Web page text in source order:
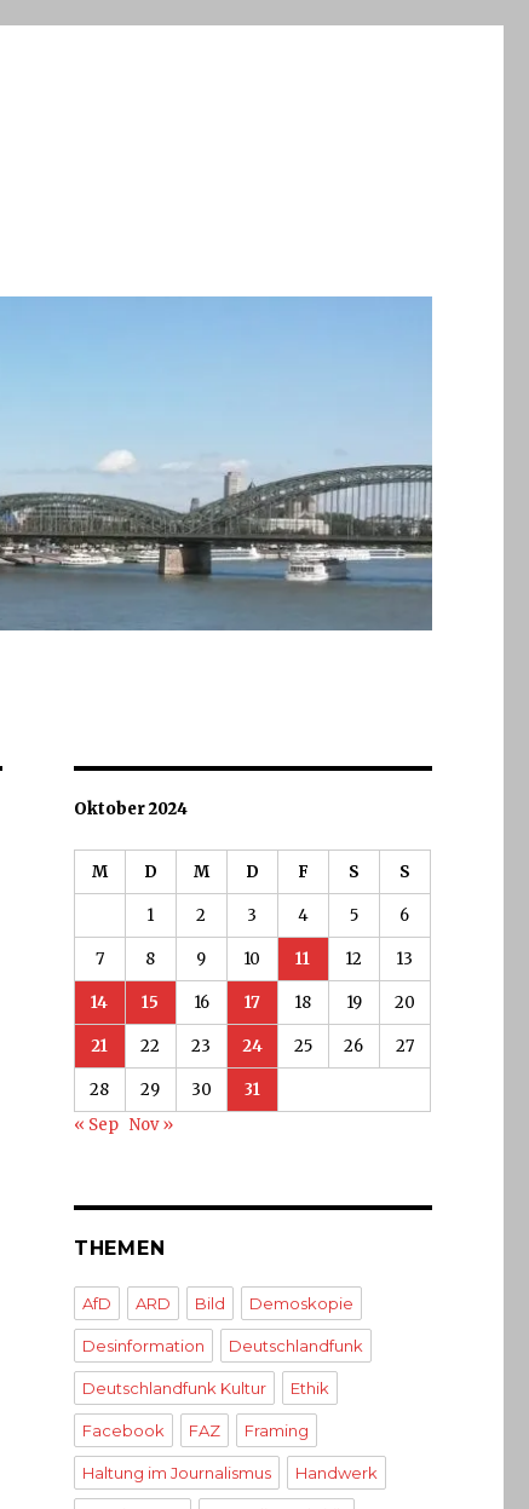
Oktober 2024
M D M D F S S
1 2 3 4 5 6
7 8 9 10 11 12 13
14 15 16 17 18 19 20
21 22 23 24 25 26 27
28 29 30
31
« Sep Nov »
THEMEN
AfD ARD Bild Demoskopie
Desinformation Deutschlandfunk
Deutschlandfunk Kultur Ethik
Facebook FAZ Framing
Haltung im Journalismus Handwerk